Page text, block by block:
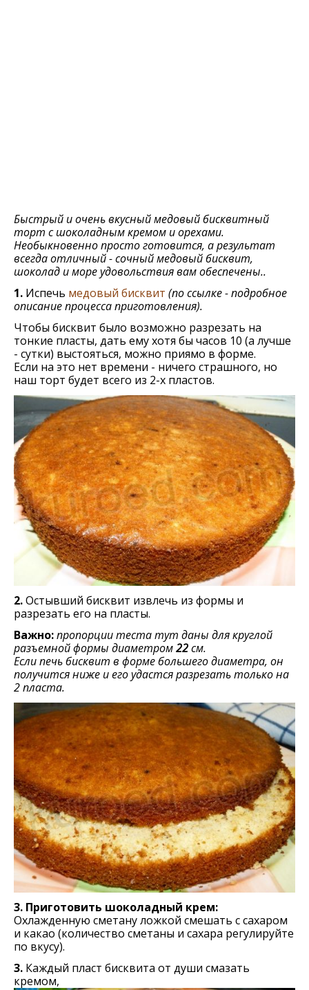
Быстрый и очень вкусный медовый бисквитный
торт с шоколадным кремом и орехами.
Необыкновенно просто готовится, а результат
всегда отличный - сочный медовый бисквит,
шоколад и море удовольствия вам обеспечены..
1. Испечь медовый бисквит (по ссылке - подробное
описание процесса приготовления).
Чтобы бисквит было возможно разрезать на
тонкие пласты, дать ему хотя бы часов 10 (а лучше
- сутки) выстояться, можно приямо в форме.
Если на это нет времени - ничего страшного, но
наш торт будет всего из 2-х пластов.
2.Остывший бисквит извлечь из формы и
разрезать его на пласты.
Важно:пропорции теста тут даны для круглой
разъемной формы диаметром22см.
Если печь бисквит в форме большего диаметра, он
получится ниже и его удастся разрезать только на
2 пласта.
3. Приготовить шоколадный крем:
Охлажденную сметану ложкой смешать с сахаром
и какао (количество сметаны и сахара регулируйте
по вкусу).
3. Каждый пласт бисквита от души смазать
кремом,